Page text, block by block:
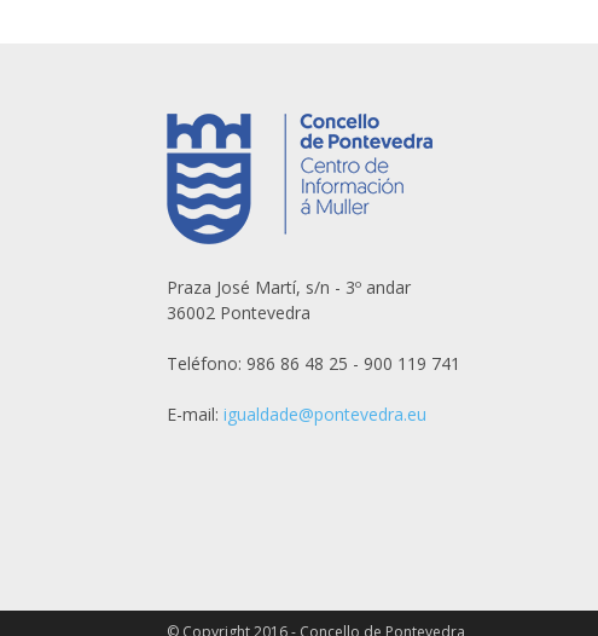
Praza José Martí, s/n - 3º andar
36002 Pontevedra
Teléfono: 986 86 48 25 - 900 119 741
E-mail: igualdade@pontevedra.eu
© Copyright 2016 - Concello de Pontevedra